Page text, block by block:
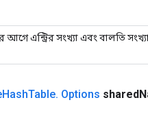
আগে এন্ট্রির সংখ্যা এবং বালতি
HashTable. Options shared